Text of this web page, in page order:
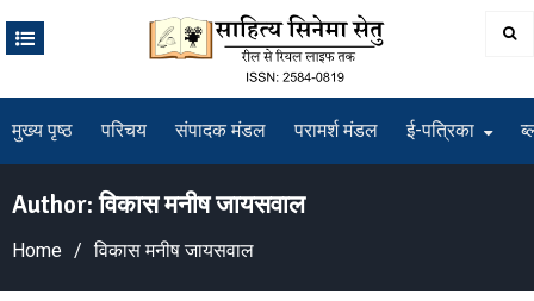
मुख्य पृष्ठ परिचय संपादक मंडल परामर्श मंडल ई-पत्रिका
Author:विकास मनीष जायसवाल
Home विकास मनीष जायसवाल